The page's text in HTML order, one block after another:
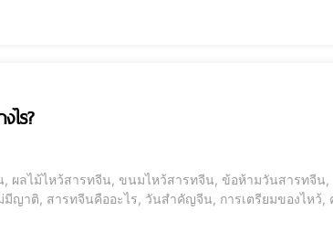
ไร?
มีญาติ, สารทจีนคืออะไร, วันสำคัญจีน, การเตรียมของไหว้,